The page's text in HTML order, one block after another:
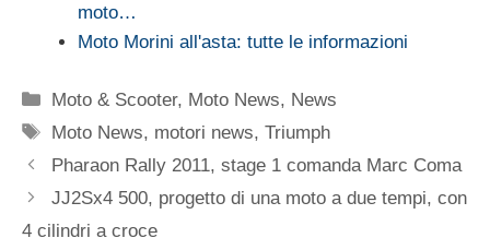
moto…
Moto Morini all'asta: tutte le informazioni
Categorie
Moto & Scooter, Moto News, News
Tag
Moto News, motori news,Triumph
Pharaon Rally 2011, stage 1 comanda Marc Coma
JJ2Sx4 500, progetto di una moto a due tempi, con
4 cilindri a croce